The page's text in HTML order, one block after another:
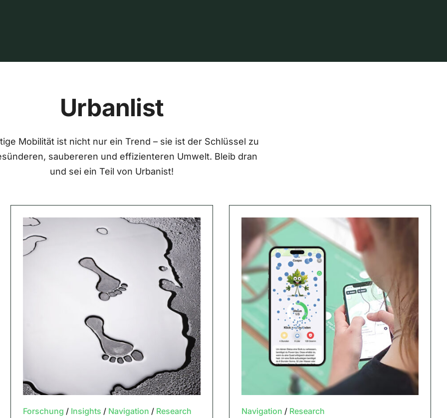
Urbanlist
Mobilität ist nicht nur ein Trend – sie ist der Schlüssel zu
saubereren und effizienteren Umwelt. Bleib dran
und sei ein Teil von Urbanist!
Forschung / Insights / Navigation / Research Navigation / Research